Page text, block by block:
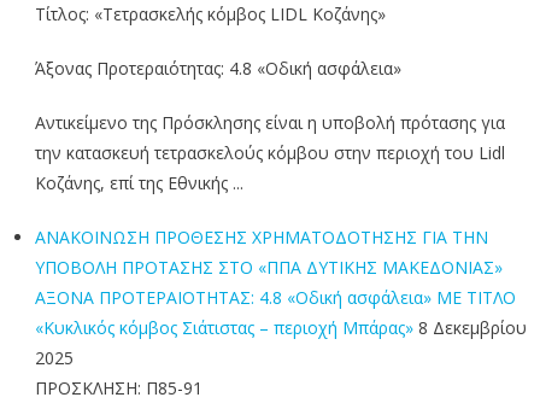
Τίτλος: «Τετρασκελής κόμβος LIDL Κοζάνης»
Άξονας Προτεραιότητας: 4.8 «Οδική ασφάλεια»
Αντικείμενο της Πρόσκλησης είναι η υποβολή πρότασης για
την κατασκευή τετρασκελούς κόμβου στην περιοχή του Lidl
Κοζάνης, επί της Εθνικής ...
ΑΝΑΚΟΙΝΩΣΗ ΠΡΟΘΕΣΗΣ ΧΡΗΜΑΤΟΔΟΤΗΣΗΣ ΓΙΑ ΤΗΝ
ΥΠΟΒΟΛΗ ΠΡΟΤΑΣΗΣ ΣΤΟ «ΠΠΑ ΔΥΤΙΚΗΣ ΜΑΚΕΔΟΝΙΑΣ»
ΑΞΟΝΑ ΠΡΟΤΕΡΑΙΟΤΗΤΑΣ: 4.8 «Οδική ασφάλεια» ΜΕ ΤΙΤΛΟ
«Κυκλικός κόμβος Σιάτιστας – περιοχή Μπάρας»8 Δεκεμβρίου
2025
ΠΡΟΣΚΛΗΣΗ: Π85-91